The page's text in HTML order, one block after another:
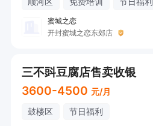
蜜城之恋
开封蜜城之恋东郊店
三不㪷豆腐店售卖收银
3600-4500 元/月
鼓楼区 节日福利